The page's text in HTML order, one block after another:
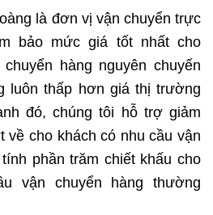
là đơn vị vận chuyển trực
bảo mức giá tốt nhất cho
hàng nguyên chuyến
luôn thấp hơn giá thị trường
đó, chúng tôi hỗ trợ giảm
cho khách có nhu cầu vận
phần trăm chiết khấu cho
vận chuyển hàng thường